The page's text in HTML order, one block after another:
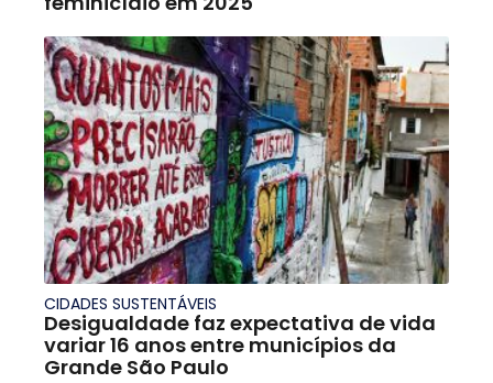
CIDADES SUSTENTÁVEIS
Desigualdade faz expectativa de vida
variar 16 anos entre municípios da
Grande São Paulo